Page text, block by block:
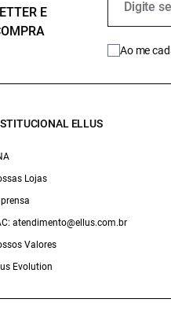
E
Ao me
ELLUS
Lojas
atendimento@ellus.com.br
Valores
Evolution